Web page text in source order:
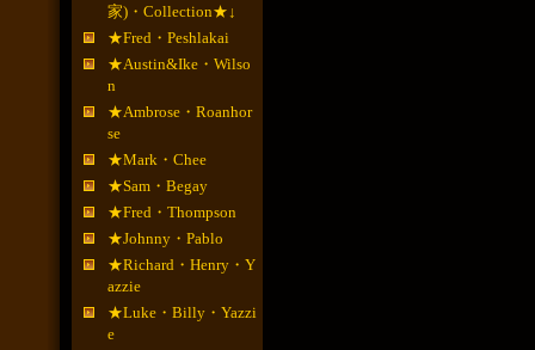
家)・Collection★↓
★Fred・Peshlakai
★Austin&Ike・Wilso
n
★Ambrose・Roanhor
se
★Mark・Chee
★Sam・Begay
★Fred・Thompson
★Johnny・Pablo
★Richard・Henry・Y
azzie
★Luke・Billy・Yazzi
e